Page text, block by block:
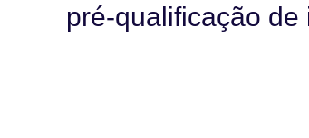
pré-qualificação de